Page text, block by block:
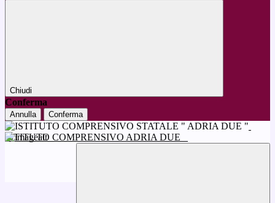
Chiudi
Conferma
Annulla Conferma
ISTITUTO COMPRENSIVO ADRIA DUE